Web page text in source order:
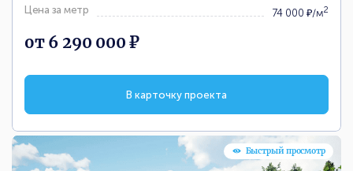
Цена за метр
74 000 ₽/м2
от 6 290 000 ₽
В карточку проекта
Быстрый просмотр